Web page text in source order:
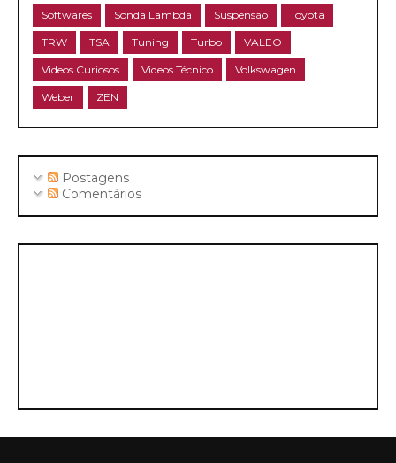
Softwares Sonda Lambda Suspensão Toyota
TRW TSA Tuning Turbo VALEO
Videos Curiosos Videos Técnico Volkswagen
Weber ZEN
Postagens
Comentários